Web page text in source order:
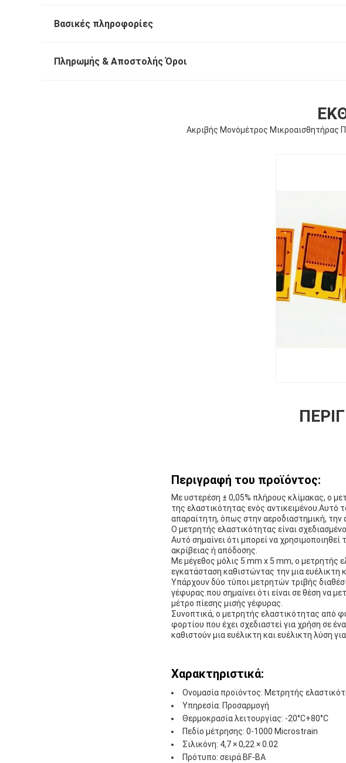
Βασικές πληροφορίες
Πληρωμής & Αποστολής Όροι
Ακριβής Μονόμέτρος Μικροαισθητήρας
Περιγραφή του προϊόντος:
Με υστερέση ± 0,05% πλήρους κλίμακας, ο
της ελαστικότητας ενός αντικειμένου.Αυτό
απαραίτητη, όπως στην αεροδιαστημική, την
Ο μετρητής ελαστικότητας είναι
Αυτό σημαίνει ότι μπορεί να
ακρίβειας ή απόδοσης.
Με μέγεθος μόλις 5 mm x 5 mm, ο μετρητής
εγκατάσταση.καθιστώντας την μια ευέλικτη
Υπάρχουν δύο τύποι μετρητών τριβής
γέφυρας.που σημαίνει ότι είναι σε θέση να
μέτρο πίεσης μισής γέφυρας.
Συνοπτικά, ο μετρητής ελαστικότητας από
φορτίου που έχει σχεδιαστεί για χρήση σε
καθιστούν μια ευέλικτη και ευέλικτη λύση
Χαρακτηριστικά:
Ονομασία προϊόντος: Μετρητής
Υπηρεσία: Προσαρμογή
Θερμοκρασία λειτουργίας: -20°C+80°C
Πεδίο μέτρησης: 0-1000 Microstrain
Σιλικόνη: 4,7 × 0,22 × 0.02
Πρότυπο: σειρά BF-BA